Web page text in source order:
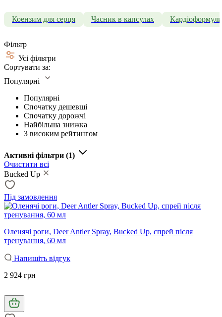
Коензим для серця Часник в капсулах Кардіоформули
Фільтр
Усі фільтри
Сортувати за:
Популярні
Популярні
Спочатку дешевші
Спочатку дорожчі
Найбільша знижка
З високим рейтингом
Активні фільтри (1)
Очистити всі
Bucked Up
Під замовлення
Оленячі роги, Deer Antler Spray, Bucked Up, спрей після
тренування, 60 мл
Напишіть відгук
2 924 грн